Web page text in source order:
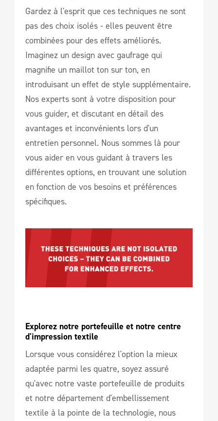
Gardez à l'esprit que ces techniques ne sont
pas des choix isolés - elles peuvent être
combinées pour des effets améliorés.
Imaginez un design avec gaufrage qui
magnifie un maillot ton sur ton, en
introduisant un effet de style supplémentaire.
Nos experts sont à votre disposition pour
vous guider, et discutant en détail des
avantages et inconvénients lors d'un
entretien personnel. Nous sommes là pour
vous aider en vous guidant à travers les
différentes options, en trouvant une solution
en fonction de vos besoins et préférences
spécifiques.
Explorez notre portefeuille et notre centre
d'impression textile
Lorsque vous considérez l'option la mieux
adaptée parmi les quatre, soyez assuré
qu'avec notre vaste portefeuille de produits
et notre département d'embellissement
textile à la pointe de la technologie, nous